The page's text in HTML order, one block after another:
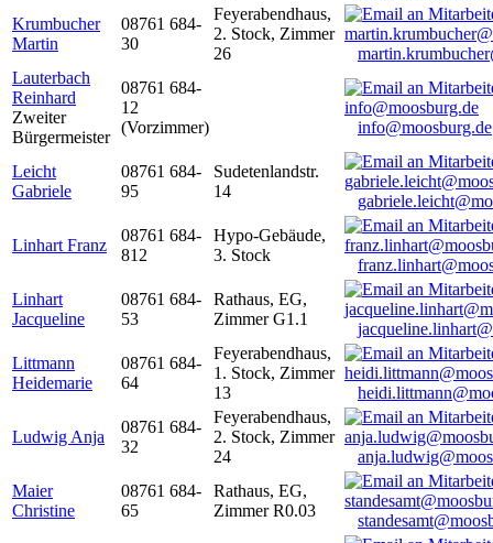
Krumbucher
Martin
08761 684-
30
Feyerabendhaus,
2. Stock, Zimmer
26
Lauterbach
Reinhard
Zweiter
Bürgermeister
08761 684-
12
(Vorzimmer)
info@moosburg.de
Leicht
Gabriele
08761 684-
95
Sudetenlandstr.
14
Linhart Franz
08761 684-
812
Hypo-Gebäude,
3. Stock
Linhart
Jacqueline
08761 684-
53
Rathaus, EG,
Zimmer G1.1
Littmann
Heidemarie
08761 684-
64
Feyerabendhaus,
1. Stock, Zimmer
13
Ludwig Anja
08761 684-
32
Feyerabendhaus,
2. Stock, Zimmer
24
Maier
Christine
08761 684-
65
Rathaus, EG,
Zimmer R0.03